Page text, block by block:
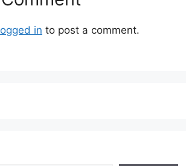
in to post a comment.